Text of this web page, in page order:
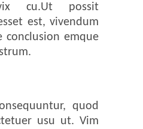
cu.Ut possit
est, vivendum
conclusion emque
quod
usu ut. Vim